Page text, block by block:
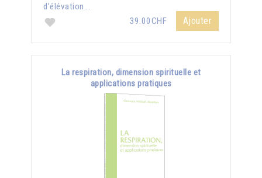
d’élévation...
39.00CHF
Ajouter
La respiration, dimension spirituelle et
applications pratiques